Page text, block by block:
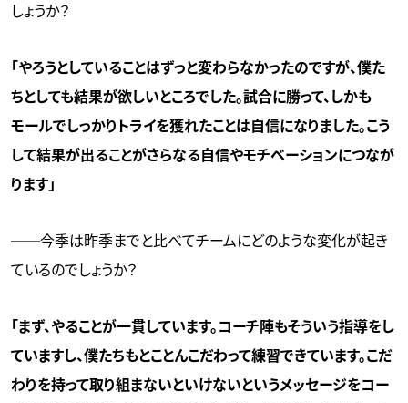
しょうか？
「やろうとしていることはずっと変わらなかったのですが、僕た
ちとしても結果が欲しいところでした。試合に勝って、しかも
モールでしっかりトライを獲れたことは自信になりました。こう
して結果が出ることがさらなる自信やモチベーションにつなが
ります」
──今季は昨季までと比べてチームにどのような変化が起き
ているのでしょうか？
「まず、やることが一貫しています。コーチ陣もそういう指導をし
ていますし、僕たちもとことんこだわって練習できています。こだ
わりを持って取り組まないといけないというメッセージをコー